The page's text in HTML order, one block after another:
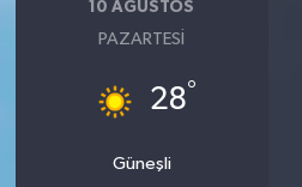
10 AĞUSTOS
PAZARTESI
28°
Güneşli